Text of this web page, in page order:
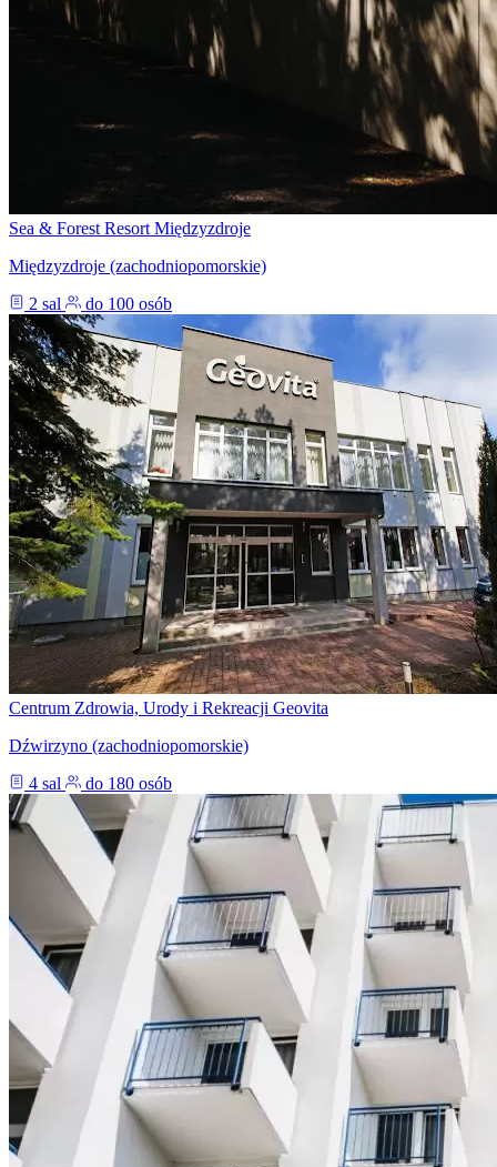
Sea & Forest Resort Międzyzdroje
Międzyzdroje (zachodniopomorskie)
2 sal
do 100 osób
Centrum Zdrowia, Urody i Rekreacji Geovita
Dźwirzyno (zachodniopomorskie)
4 sal
do 180 osób